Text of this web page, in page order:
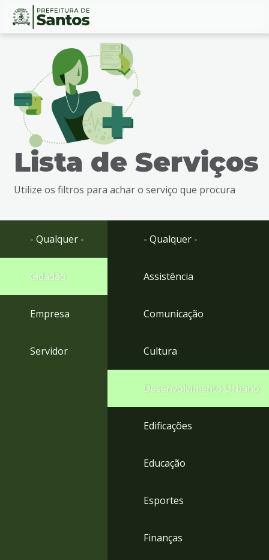
Ir
busca
Ir
rodapé
Conteúdo
Lista de Serviços
Utilize os filtros para achar o serviço que procura
- Qualquer -
Cidadão
Empresa
Servidor
- Qualquer -
Assistência
Comunicação
Cultura
Desenvolvimento Urbano
Edificações
Educação
Esportes
Finanças